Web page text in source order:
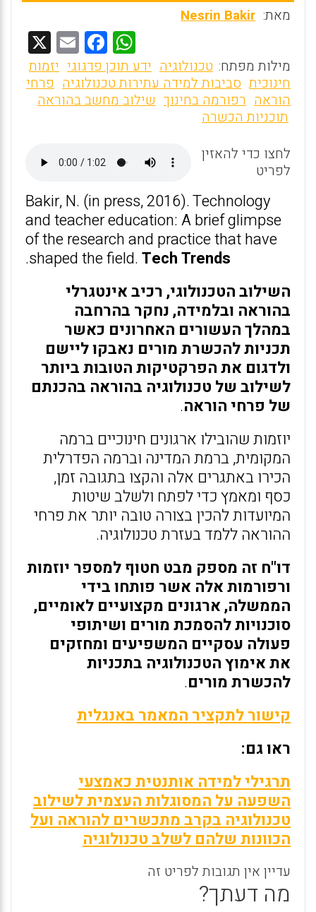
מאת: Nesrin Bakir
W
h
at
s
p
F
a
ce
b
o
k
E
m
ai
l
מילות מפתח: טכנולוגיה ידע תוכן פדגוגי יזמות
חינוכית סביבות למידה עתירות טכנולוגיה פרחי
הוראה רפורמה בחינוך שילוב מחשב בהוראה
תוכניות הכשרה
לחצו כדי להאזין
לפריט
Bakir, N. (in press, 2016). Technology
and teacher education: A brief glimpse
of the research and practice that have
shaped the field. Tech Trends
.
השילוב הטכנולוגי, רכיב אינטגרלי
בהוראה ובלמידה, נחקר בהרחבה
במהלך העשורים האחרונים כאשר
תכניות להכשרת מורים נאבקו ליישם
ולדגום את הפרקטיקות הטובות ביותר
לשילוב של טכנולוגיה בהוראה בהכנתם
של פרחי הוראה.
יוזמות שהובילו ארגונים חינוכיים ברמה
המקומית, ברמת המדינה וברמה הפדרלית
הכירו באתגרים אלה והקצו בתגובה זמן,
כסף ומאמץ כדי לפתח ולשלב שיטות
המיועדות להכין בצורה טובה יותר את פרחי
ההוראה ללמד בעזרת טכנולוגיה.
דו"ח זה מספק מבט חטוף למספר יוזמות
ורפורמות אלה אשר פותחו בידי
הממשלה, ארגונים מקצועיים לאומיים,
סוכנויות להסמכת מורים ושיתופי
פעולה עסקיים המשפיעים ומחזקים
את אימוץ הטכנולוגיה בתכניות
להכשרת מורים.
קישור לתקציר המאמר באנגלית
ראו גם:
תרגילי למידה אותנטית כאמצעי
השפעה על המסוגלות העצמית לשילוב
טכנולוגיה בקרב מתכשרים להוראה ועל
הכוונות שלהם לשלב טכנולוגיה
עדיין אין תגובות לפריט זה
מה דעתך?